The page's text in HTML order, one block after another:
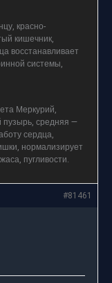
красно-
кишечник,
восстанавливает
системы,
Меркурий,
средняя —
сердца,
нормализирует
пугливости.
#81461